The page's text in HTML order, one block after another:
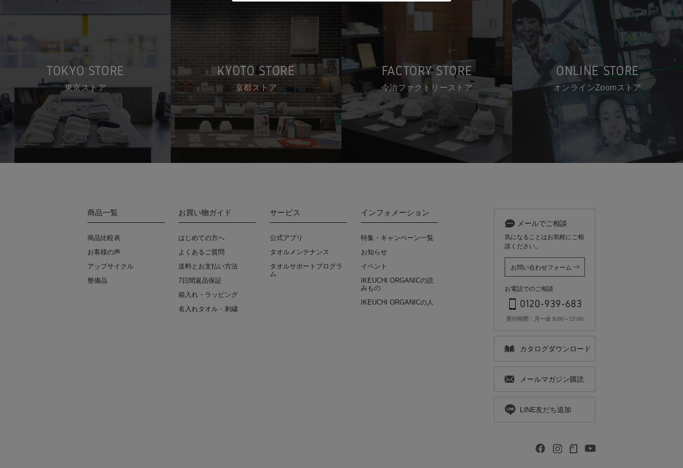
TOKYO STORE
東京ストア
KYOTO STORE
京都ストア
FACTORY STORE
今治ファクトリーストア
ONLINE STORE
オンラインZoomストア
商品一覧
商品比較表
お客様の声
アップサイクル
整備品
お買い物ガイド
はじめての方へ
よくあるご質問
送料とお支払い方法
7日間返品保証
箱入れ・ラッピング
名入れタオル・刺繍
サービス
公式アプリ
タオルメンテナンス
タオルサポートプログラ
ム
インフォメーション
特集・キャンペーン一覧
お知らせ
イベント
IKEUCHI ORGANICの読
みもの
IKEUCHI ORGANICの人
メールでご相談
気になることはお気軽にご相
談ください。
お問い合わせフォーム
お電話でのご相談
0120-939-683
受付時間：月〜金 9:00～17:00
カタログダウンロード
メールマガジン購読
LINE友だち追加